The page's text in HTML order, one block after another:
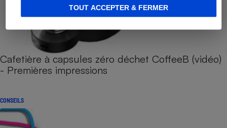
TOUT ACCEPTER & FERMER
Cafetière à capsules zéro déchet CoffeeB (vidéo)
- Premières impressions
CONSEILS